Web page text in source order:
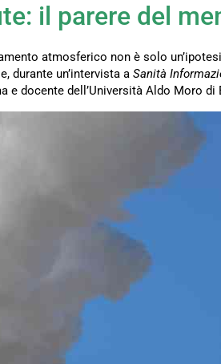
il parere del
atmosferico non è solo
durante un’intervista a Sanità
docente dell’Università Aldo Moro di